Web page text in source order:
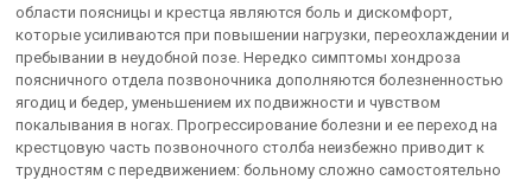
области поясницы и крестца являются боль и дискомфорт,
которые усиливаются при повышении нагрузки, переохлаждении и
пребывании в неудобной позе. Нередко симптомы хондроза
поясничного отдела позвоночника дополняются болезненностью
ягодиц и бедер, уменьшением их подвижности и чувством
покалывания в ногах. Прогрессирование болезни и ее переход на
крестцовую часть позвоночного столба неизбежно приводит к
трудностям с передвижением: больному сложно самостоятельно